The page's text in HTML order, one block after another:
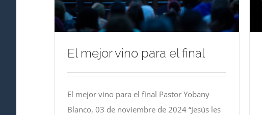
El mejor vino para el final
El mejor vino para el final Pastor Yobany
Blanco, 03 de noviembre de 2024 “Jesús les